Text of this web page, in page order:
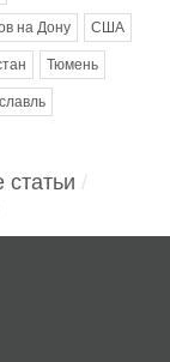
на Дону США
Тюмень
статьи